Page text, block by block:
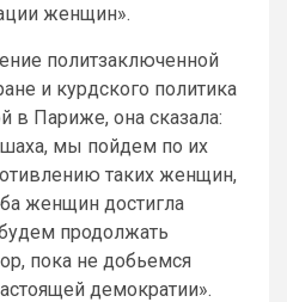
женщин».
политзаключенной
и курдского политика
в Париже, она сказала:
мы пойдем по их
таких женщин,
женщин достигла
продолжать
пока не добьемся
демократии».